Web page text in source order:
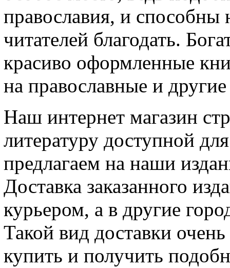
православия, и способны
читателей благодать.
красиво оформленные
на православные и
Наш интернет магазин
литературу доступной
предлагаем на наши
Доставка заказанного
курьером, а в другие
Такой вид доставки
купить и получить